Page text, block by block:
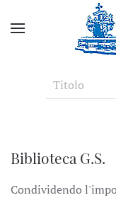
Biblioteca G.S.
Condividendo